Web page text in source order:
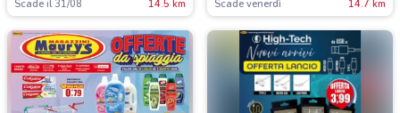
Scade il 31/08 14.5 km Scade venerdì 14.7 km